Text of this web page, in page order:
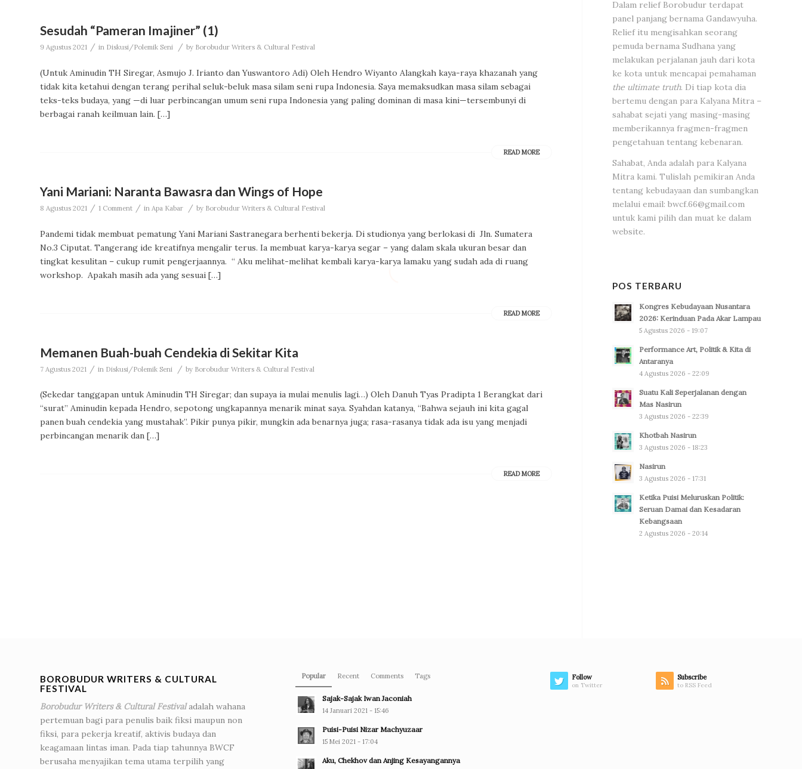
Sesudah “Pameran Imajiner” (1)
9 Agustus 2021 / in Diskusi/Polemik Seni / by Borobudur Writers & Cultural Festival
(Untuk Aminudin TH Siregar, Asmujo J. Irianto dan Yuswantoro Adi) Oleh Hendro Wiyanto Alangkah kaya-raya khazanah yang
tidak kita ketahui dengan terang perihal seluk-beluk masa silam seni rupa Indonesia. Saya memaksudkan masa silam sebagai
teks-teks budaya, yang —di luar perbincangan umum seni rupa Indonesia yang paling dominan di masa kini—tersembunyi di
berbagai ranah keilmuan lain. […]
READ MORE
Yani Mariani: Naranta Bawasra dan Wings of Hope
8 Agustus 2021 / 1 Comment / in Apa Kabar / by Borobudur Writers & Cultural Festival
Pandemi tidak membuat pematung Yani Mariani Sastranegara berhenti bekerja. Di studionya yang berlokasi di Jln. Sumatera
No.3 Ciputat. Tangerang ide kreatifnya mengalir terus. Ia membuat karya-karya segar – yang dalam skala ukuran besar dan
tingkat kesulitan – cukup rumit pengerjaannya. “ Aku melihat-melihat kembali karya-karya lamaku yang sudah ada di ruang
workshop. Apakah masih ada yang sesuai […]
READ MORE
Memanen Buah-buah Cendekia di Sekitar Kita
7 Agustus 2021 / in Diskusi/Polemik Seni / by Borobudur Writers & Cultural Festival
(Sekedar tanggapan untuk Aminudin TH Siregar; dan supaya ia mulai menulis lagi…) Oleh Danuh Tyas Pradipta 1 Berangkat dari
“surat” Aminudin kepada Hendro, sepotong ungkapannya menarik minat saya. Syahdan katanya, “Bahwa sejauh ini kita gagal
panen buah cendekia yang mustahak”. Pikir punya pikir, mungkin ada benarnya juga; rasa-rasanya tidak ada isu yang menjadi
perbincangan menarik dan […]
READ MORE
Dalam relief Borobudur terdapat
panel panjang bernama Gandawyuha.
Relief itu mengisahkan seorang
pemuda bernama Sudhana yang
melakukan perjalanan jauh dari kota
ke kota untuk mencapai pemahaman
the ultimate truth. Di tiap kota dia
bertemu dengan para Kalyana Mitra –
sahabat sejati yang masing-masing
memberikannya fragmen-fragmen
pengetahuan tentang kebenaran.
Sahabat, Anda adalah para Kalyana
Mitra kami. Tulislah pemikiran Anda
tentang kebudayaan dan sumbangkan
melalui email: bwcf.66@gmail.com
untuk kami pilih dan muat ke dalam
website.
POS TERBARU
Kongres Kebudayaan Nusantara
2026: Kerinduan Pada Akar Lampau
5 Agustus 2026 - 19:07
Performance Art, Politik & Kita di
Antaranya
4 Agustus 2026 - 22:09
Suatu Kali Seperjalanan dengan
Mas Nasirun
3 Agustus 2026 - 22:39
Khotbah Nasirun
3 Agustus 2026 - 18:23
Nasirun
3 Agustus 2026 - 17:31
Ketika Puisi Meluruskan Politik:
Seruan Damai dan Kesadaran
Kebangsaan
2 Agustus 2026 - 20:14
BOROBUDUR WRITERS & CULTURAL
FESTIVAL
Borobudur Writers & Cultural Festivaladalah wahana
pertemuan bagi para penulis baik fiksi maupun non
fiksi, para pekerja kreatif, aktivis budaya dan
keagamaan lintas iman. Pada tiap tahunnya BWCF
berusaha menyajikan tema utama terpilih yang
Popular Recent Comments Tags
Sajak-Sajak Iwan Jaconiah
14 Januari 2021 - 15:46
Puisi-Puisi Nizar Machyuzaar
15 Mei 2021 - 17:04
Aku, Chekhov dan Anjing Kesayangannya
Follow
on Twitter
Subscribe
to RSS Feed